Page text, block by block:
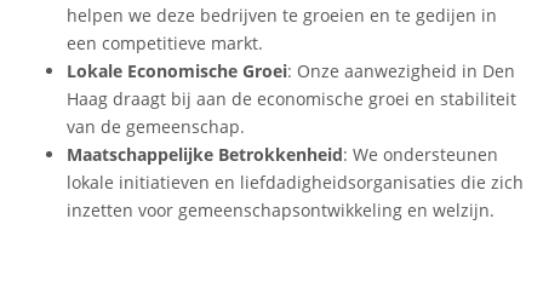
helpen we deze bedrijven te groeien en te gedijen in
een competitieve markt.
Lokale Economische Groei: Onze aanwezigheid in Den
Haag draagt bij aan de economische groei en stabiliteit
van de gemeenschap.
Maatschappelijke Betrokkenheid: We ondersteunen
lokale initiatieven en liefdadigheidsorganisaties die zich
inzetten voor gemeenschapsontwikkeling en welzijn.